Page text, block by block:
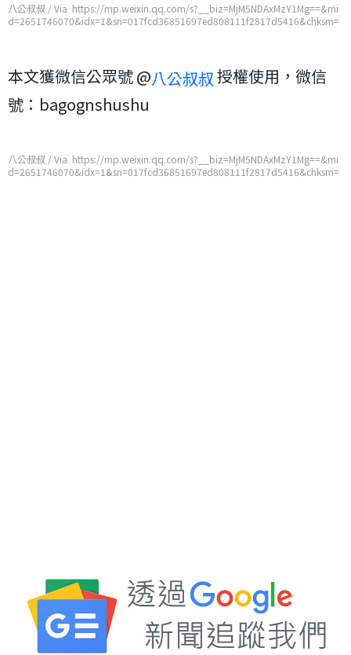
八公叔叔 / Via https://mp.weixin.qq.com/s?__biz=MjM5NDAxMzY1Mg==&mi
d=2651746070&idx=1&sn=017fcd36851697ed808111f2817d5416&chksm=
本文獲微信公眾號 @八公叔叔授權使用，微信
號：bagognshushu
八公叔叔 / Via https://mp.weixin.qq.com/s?__biz=MjM5NDAxMzY1Mg==&mi
d=2651746070&idx=1&sn=017fcd36851697ed808111f2817d5416&chksm=